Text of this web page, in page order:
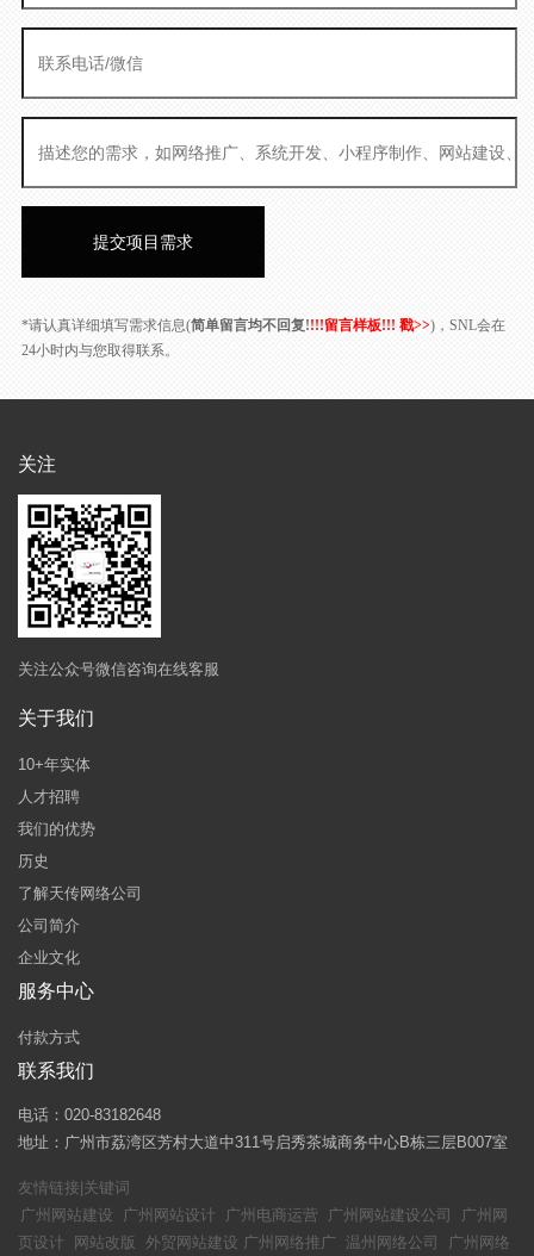
*请认真详细填写需求信息(简单留言均不回复!!!!留言样板!!! 戳>>)，SNL会在
24小时内与您取得联系。
关注
关注公众号微信咨询在线客服
关于我们
10+年实体
人才招聘
我们的优势
历史
了解天传网络公司
公司简介
企业文化
服务中心
付款方式
联系我们
电话：020-83182648
地址：广州市荔湾区芳村大道中311号启秀茶城商务中心B栋三层B007室
友情链接|关键词
广州网站建设
广州网站设计 广州电商运营 广州网站建设公司
广州网
页设计
网站改版 外贸网站建设 广州网络推广 温州网络公司 广州网络